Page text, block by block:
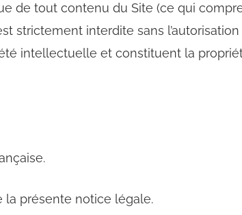
de tout contenu du Site (ce qui
strictement interdite sans
intellectuelle et constituent la
la présente notice légale.